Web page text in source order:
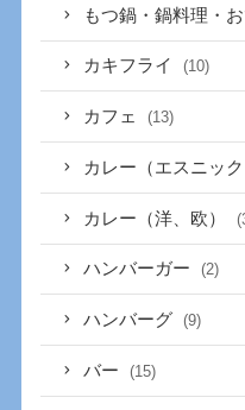
もつ鍋・鍋料理・
カキフライ (10)
カフェ (13)
カレー（エスニック
カレー（洋、欧）
ハンバーガー (2)
ハンバーグ (9)
バー (15)